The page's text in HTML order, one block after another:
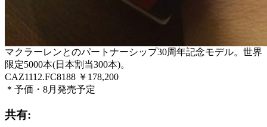
マクラーレンとのパートナーシップ30周年記念モデル。世界
限定5000本(日本割当300本)。
CAZ1112.FC8188 ￥178,200
＊予価・8月発売予定
共有: